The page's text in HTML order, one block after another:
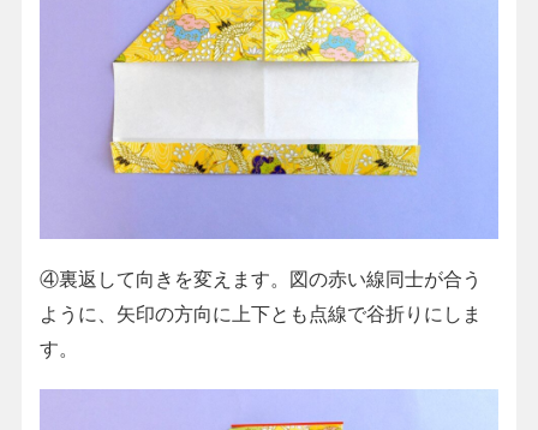
④裏返して向きを変えます。図の赤い線同士が合う
ように、矢印の方向に上下とも点線で谷折りにしま
す。